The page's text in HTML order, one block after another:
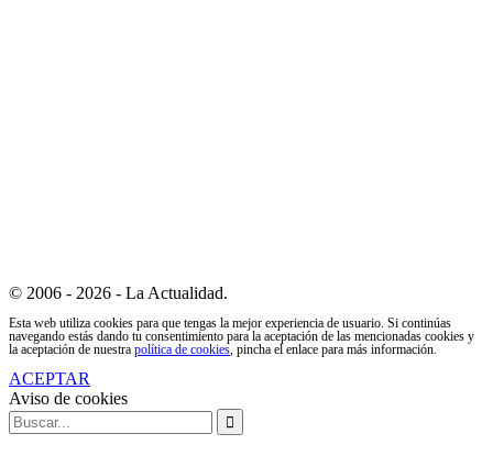
© 2006 - 2026 - La Actualidad.
Esta web utiliza cookies para que tengas la mejor experiencia de usuario. Si continúas
navegando estás dando tu consentimiento para la aceptación de las mencionadas cookies y
la aceptación de nuestra política de cookies, pincha el enlace para más información.
ACEPTAR
Aviso de cookies